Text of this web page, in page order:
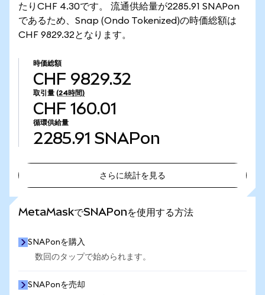
たりCHF 4.30です。 流通供給量が2285.91 SNAPon
であるため、Snap (Ondo Tokenized)の時価総額は
CHF 9829.32となります。
時価総額
CHF 9829.32
取引量 (24時間)
CHF 160.01
循環供給量
2285.91 SNAPon
さらに統計を見る
MetaMaskでSNAPonを使用する方法
SNAPonを購入
数回のタップで始められます。
SNAPonを売却